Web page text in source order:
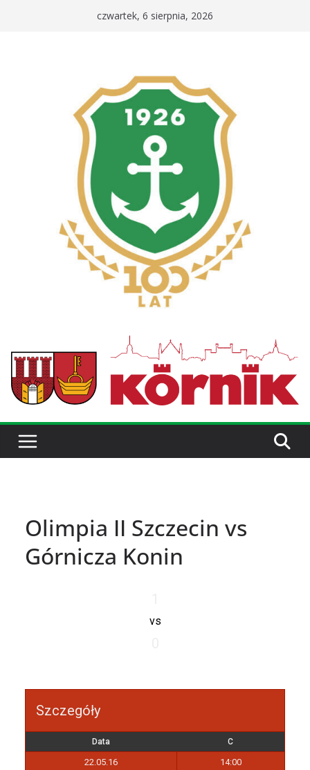
czwartek, 6 sierpnia, 2026
Olimpia II Szczecin vs
Górnicza Konin
vs
Szczegóły
Data C
22.05.16 14:00